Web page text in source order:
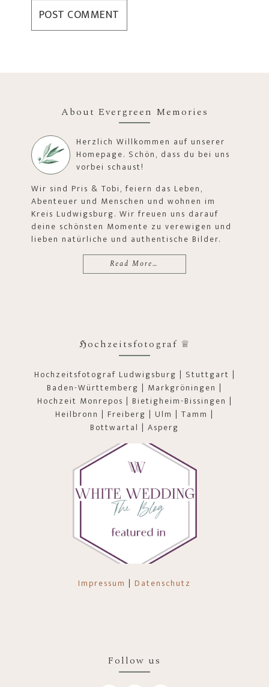
About Evergreen Memories
Herzlich Willkommen auf unserer
Homepage. Schön, dass du bei uns
vorbei schaust!
Wir sind Pris & Tobi, feiern das Leben,
Abenteuer und Menschen und wohnen im
Kreis Ludwigsburg. Wir freuen uns darauf
deine schönsten Momente zu verewigen und
lieben natürliche und authentische Bilder.
Read More…
ℌochzeitsfotograf ♕
Hochzeitsfotograf Ludwigsburg | Stuttgart |
Baden-Württemberg | Markgröningen |
Hochzeit Monrepos | Bietigheim-Bissingen |
Heilbronn | Freiberg | Ulm | Tamm |
Bottwartal | Asperg
Impressum | Datenschutz
Follow us